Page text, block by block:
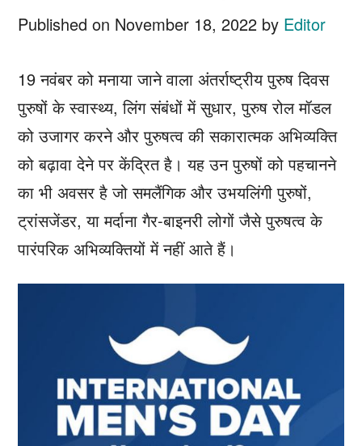
Published on November 18, 2022 by Editor
19 नवंबर को मनाया जाने वाला अंतर्राष्ट्रीय पुरुष दिवस
पुरुषों के स्वास्थ्य, लिंग संबंधों में सुधार, पुरुष रोल मॉडल
को उजागर करने और पुरुषत्व की सकारात्मक अभिव्यक्ति
को बढ़ावा देने पर केंद्रित है। यह उन पुरुषों को पहचानने
का भी अवसर है जो समलैंगिक और उभयलिंगी पुरुषों,
ट्रांसजेंडर, या मर्दाना गैर-बाइनरी लोगों जैसे पुरुषत्व के
पारंपरिक अभिव्यक्तियों में नहीं आते हैं।